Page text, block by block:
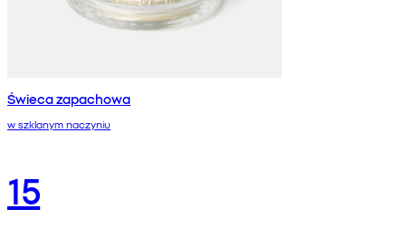
Świeca zapachowa
w szklanym naczyniu
15